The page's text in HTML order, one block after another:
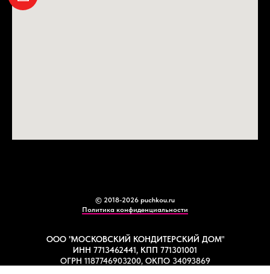
© 2018-2026 puchkou.ru
Политика конфиденциальности
ООО "МОСКОВСКИЙ КОНДИТЕРСКИЙ ДОМ"
ИНН 7713462441, КПП 771301001
ОГРН 1187746903200, ОКПО 34093869